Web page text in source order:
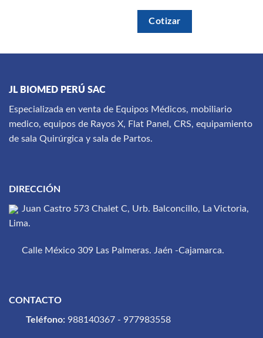
Cotizar
JL BIOMED PERÚ SAC
Especializada en venta de Equipos Médicos, mobiliario
medico, equipos de Rayos X, Flat Panel, CRS, equipamiento
de sala Quirúrgica y sala de Partos.
DIRECCIÓN
Juan Castro 573 Chalet C, Urb. Balconcillo, La Victoria,
Lima.
Calle México 309 Las Palmeras. Jaén -Cajamarca.
CONTACTO
Teléfono: 988140367 - 977983558